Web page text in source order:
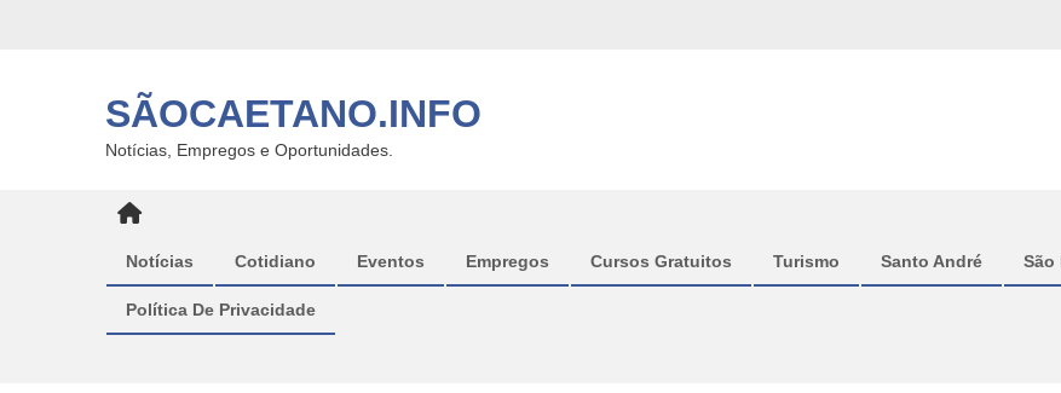
SÃOCAETANO.INFO
Notícias, Empregos e Oportunidades.
Notícias Cotidiano Eventos Empregos Cursos Gratuitos Turismo Santo André São
Política De Privacidade